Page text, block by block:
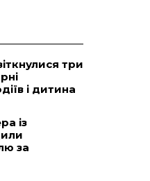
три
і дитина
із
за